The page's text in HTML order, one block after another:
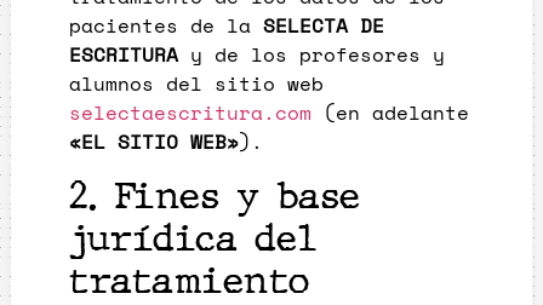
pacientes de laSELECTA DE
ESCRITURAy de los profesores y
alumnos del sitio web
selectaescritura.com (en adelante
«EL SITIO WEB»).
2. Fines y base
jurídica del
tratamiento